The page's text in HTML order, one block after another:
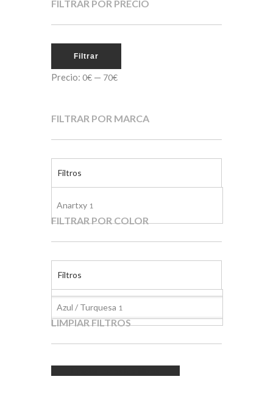
FILTRAR POR PRECIO
Filtrar
Precio: 0€ — 70€
FILTRAR POR MARCA
Filtros
Anartxy 1
FILTRAR POR COLOR
Filtros
Azul / Turquesa 1
LIMPIAR FILTROS